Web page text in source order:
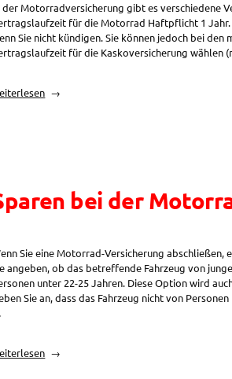
der Motorradversicherung gibt es verschiedene
für die Motorrad Haftpflicht 1
Sie nicht kündigen. Sie können jedoch bei
für die Kaskoversicherung wählen
bei der
Sie eine Motorrad-Versicherung
angeben, ob das betreffende Fahrzeug von
unter 22-25 Jahren. Diese Option wird
Sie an, dass das Fahrzeug nicht von